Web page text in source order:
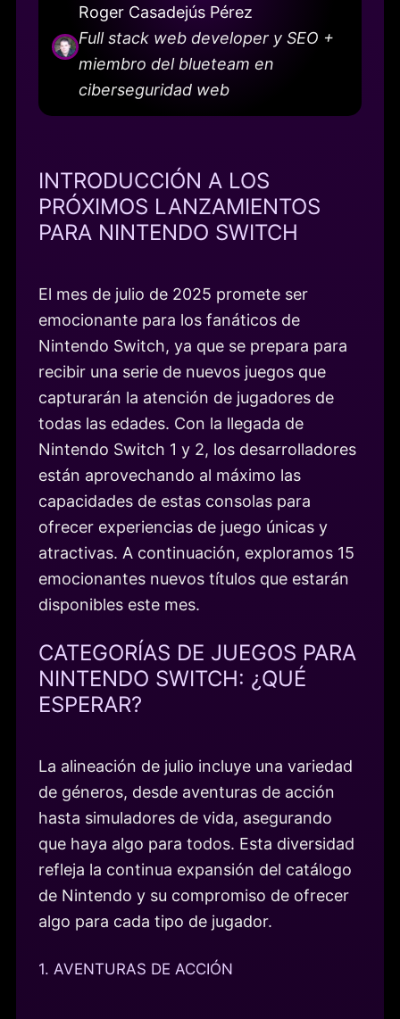
Roger Casadejús Pérez
Full stack web developer y SEO +
miembro del blueteam en
ciberseguridad web
INTRODUCCIÓN A LOS
PRÓXIMOS LANZAMIENTOS
PARA NINTENDO SWITCH
El mes de julio de 2025 promete ser
emocionante para los fanáticos de
Nintendo Switch, ya que se prepara para
recibir una serie de nuevos juegos que
capturarán la atención de jugadores de
todas las edades. Con la llegada de
Nintendo Switch 1 y 2, los desarrolladores
están aprovechando al máximo las
capacidades de estas consolas para
ofrecer experiencias de juego únicas y
atractivas. A continuación, exploramos 15
emocionantes nuevos títulos que estarán
disponibles este mes.
CATEGORÍAS DE JUEGOS PARA
NINTENDO SWITCH: ¿QUÉ
ESPERAR?
La alineación de julio incluye una variedad
de géneros, desde aventuras de acción
hasta simuladores de vida, asegurando
que haya algo para todos. Esta diversidad
refleja la continua expansión del catálogo
de Nintendo y su compromiso de ofrecer
algo para cada tipo de jugador.
1. AVENTURAS DE ACCIÓN